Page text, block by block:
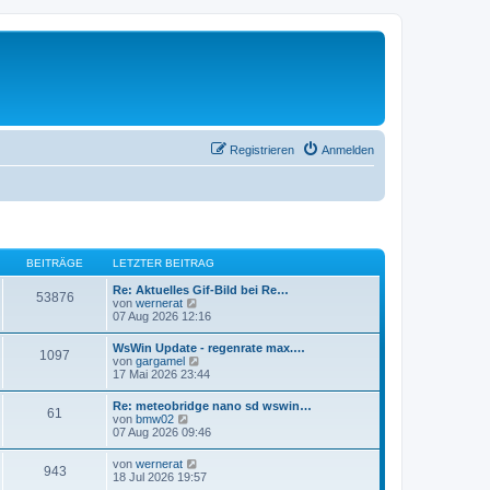
Anmelden
Registrieren
BEITRÄGE LETZTER BEITRAG
53876
Re: Aktuelles Gif-Bild bei Re…
von wernerat
e
s
t
e
r
B
i
t
a
g
07 Aug 2026 12:16
1097
WsWin Update - regenrate max.…
von gargamel
e
s
t
e
r
e
17 Mai 2026 23:44
61
Re: meteobridge nano sd wswin…
von bmw02
e
e
s
t
07 Aug 2026 09:46
943 von wernerat
e
18 Jul 2026 19:57